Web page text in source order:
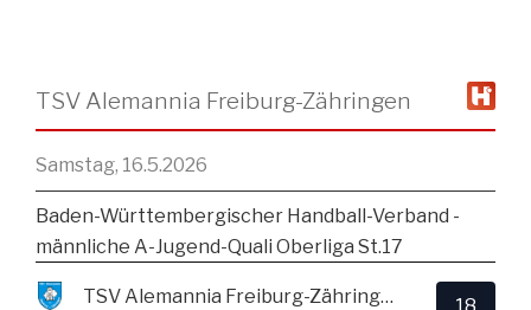
TSV Alemannia Freiburg-Zähringen
Samstag, 16.5.2026
Baden-Württembergischer Handball-Verband -
männliche A-Jugend-Quali Oberliga St.17
TSV Alemannia Freiburg-Zähringen
18